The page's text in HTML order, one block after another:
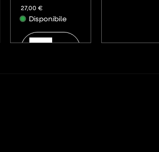
27,00 €
Disponibile